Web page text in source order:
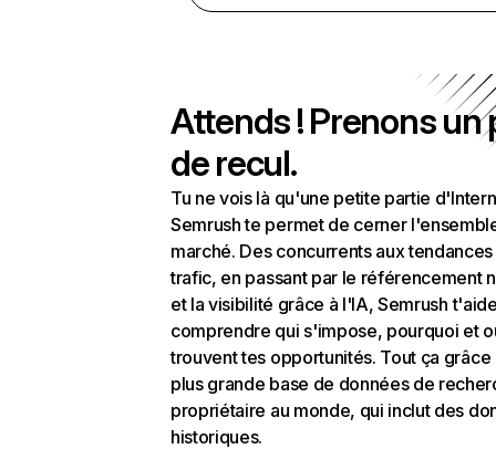
Attends ! Prenons un
de recul.
Tu ne vois là qu'une petite partie
Semrush te permet de cerner
marché. Des concurrents aux
trafic, en passant par le référencement
et la visibilité grâce à l'IA, Semrush
comprendre qui s'impose, pourquoi et
trouvent tes opportunités. Tout ça grâce
plus grande base de données de
propriétaire au monde, qui inclut des
historiques.